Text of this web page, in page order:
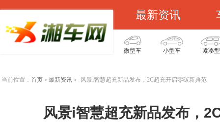
最新资讯
微型车 小型车 紧凑型
当前位置： 首页 > 最新资讯 > 风景i智慧超充新品发布，2C超充开启零碳新典范
风景i智慧超充新品发布，